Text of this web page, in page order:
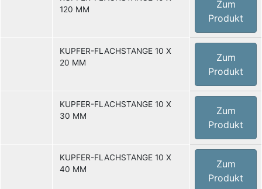
120 MM
Zum
Produkt
KUPFER-FLACHSTANGE 10 X
20 MM
Zum
Produkt
KUPFER-FLACHSTANGE 10 X
30 MM
Zum
Produkt
KUPFER-FLACHSTANGE 10 X
40 MM
Zum
Produkt